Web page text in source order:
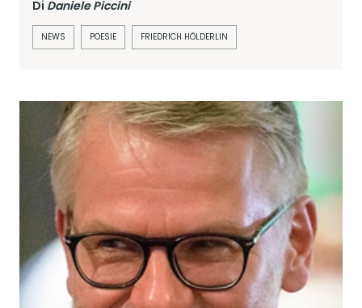
Di Daniele Piccini
NEWS POESIE FRIEDRICH HÖLDERLIN